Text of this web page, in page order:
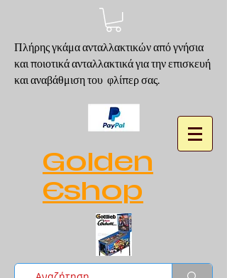
Πλήρης γκάμα ανταλλακτικών από γνήσια
και ποιοτικά ανταλλακτικά για την επισκευή
και αναβάθμιση του φλίπερ σας.
Golden
Eshop